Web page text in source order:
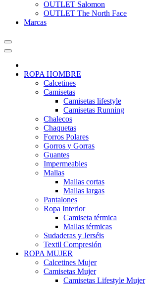
OUTLET Salomon
OUTLET The North Face
Marcas
ROPA HOMBRE
Calcetines
Camisetas
Camisetas lifestyle
Camisetas Running
Chalecos
Chaquetas
Forros Polares
Gorros y Gorras
Guantes
Impermeables
Mallas
Mallas cortas
Mallas largas
Pantalones
Ropa Interior
Camiseta térmica
Mallas térmicas
Sudaderas y Jerséis
Textil Compresión
ROPA MUJER
Calcetines Mujer
Camisetas Mujer
Camisetas Lifestyle Mujer